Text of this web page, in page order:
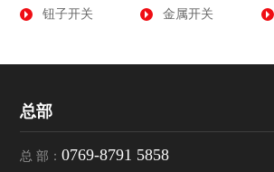
钮子开关
金属开关
总部
总 部：0769-8791 5858